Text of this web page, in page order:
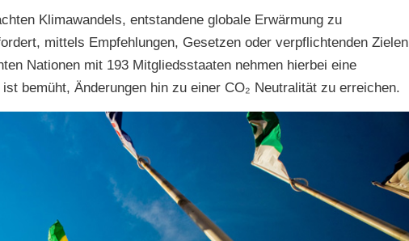
Klimawandels, entstandene globale Erwärmung zu
mittels Empfehlungen, Gesetzen oder verpflichtenden Zielen
Nationen mit 193 Mitgliedsstaaten nehmen hierbei eine
bemüht, Änderungen hin zu einer CO₂ Neutralität zu erreichen.